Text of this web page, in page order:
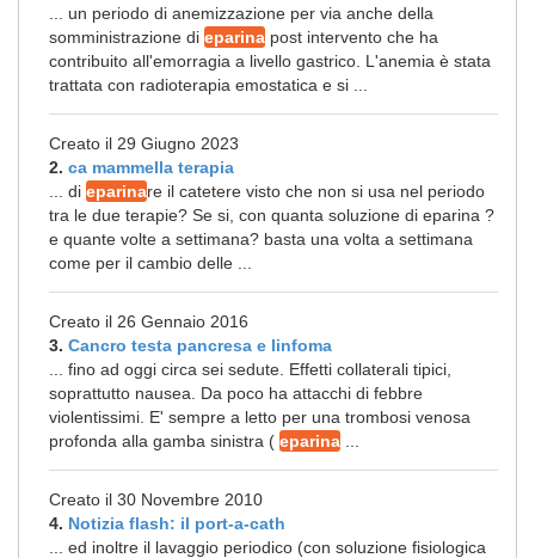
... un periodo di anemizzazione per via anche della
somministrazione di eparina post intervento che ha
contribuito all'emorragia a livello gastrico. L'anemia è stata
trattata con radioterapia emostatica e si ...
Creato il 29 Giugno 2023
2. ca mammella terapia
... di eparinare il catetere visto che non si usa nel periodo
tra le due terapie? Se si, con quanta soluzione di eparina ?
e quante volte a settimana? basta una volta a settimana
come per il cambio delle ...
Creato il 26 Gennaio 2016
3. Cancro testa pancresa e linfoma
... fino ad oggi circa sei sedute. Effetti collaterali tipici,
soprattutto nausea. Da poco ha attacchi di febbre
violentissimi. E' sempre a letto per una trombosi venosa
profonda alla gamba sinistra ( eparina
Creato il 30 Novembre 2010
4. Notizia flash: il port-a-cath
... ed inoltre il lavaggio periodico (con soluzione fisiologica